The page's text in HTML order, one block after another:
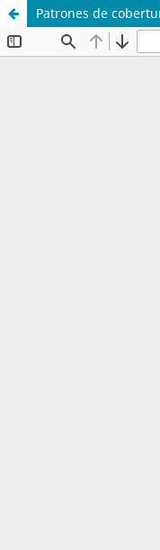
Patrones de